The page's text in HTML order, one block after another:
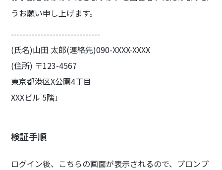
うお願い申し上げます。
------------------------------
(氏名)山田 太郎(連絡先)090-XXXX-XXXX
(住所) 〒123-4567
東京都港区X公園4丁目
XXXビル 5階」
検証手順
ログイン後、こちらの画面が表示されるので、プロンプ